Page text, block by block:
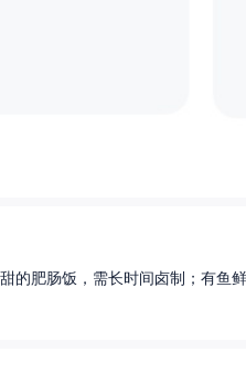
的肥肠饭，需长时间卤制；有